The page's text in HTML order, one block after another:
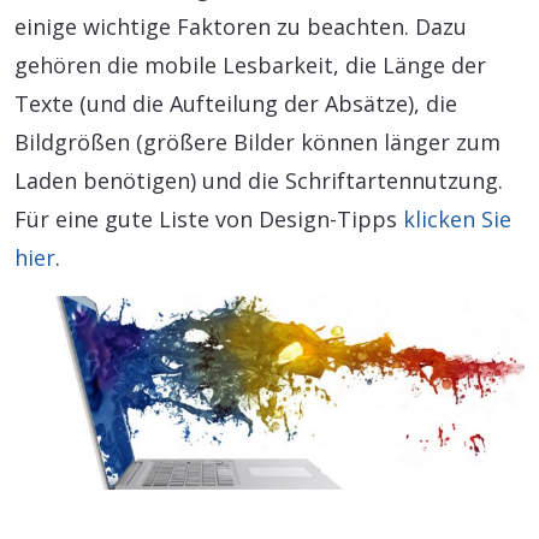
einige wichtige Faktoren zu beachten. Dazu
gehören die mobile Lesbarkeit, die Länge der
Texte (und die Aufteilung der Absätze), die
Bildgrößen (größere Bilder können länger zum
Laden benötigen) und die Schriftartennutzung.
Für eine gute Liste von Design-Tipps klicken Sie
hier.